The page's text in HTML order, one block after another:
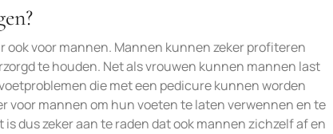
voor mannen. Mannen kunnen zeker profiteren
te houden. Net als vrouwen kunnen mannen last
die met een pedicure kunnen worden
voor mannen om hun voeten te laten verwennen en te
dus zeker aan te raden dat ook mannen zichzelf af en